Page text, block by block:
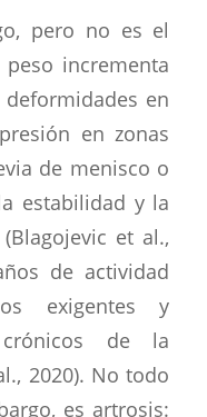
pero no es el
incrementa
en
en zonas
de menisco o
estabilidad y la
et al.,
de actividad
exigentes y
crónicos de la
2020). No todo
es artrosis: